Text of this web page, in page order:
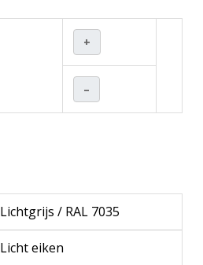
+
–
Lichtgrijs / RAL 7035
Licht eiken